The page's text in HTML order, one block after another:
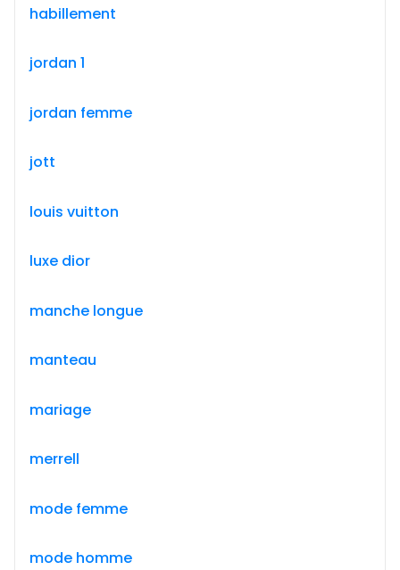
habillement
jordan 1
jordan femme
jott
louis vuitton
luxe dior
manche longue
manteau
mariage
merrell
mode femme
mode homme